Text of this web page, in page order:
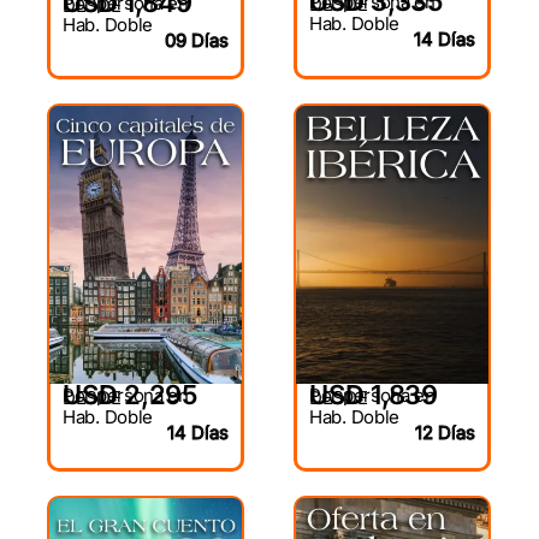
DESDE
Hab. Doble
09 Días
Hab. Doble
14 Días
DESDE
USD 2,295
Por persona en
Hab. Doble
14 Días
DESDE
USD 1,839
Por persona en
Hab. Doble
12 Días